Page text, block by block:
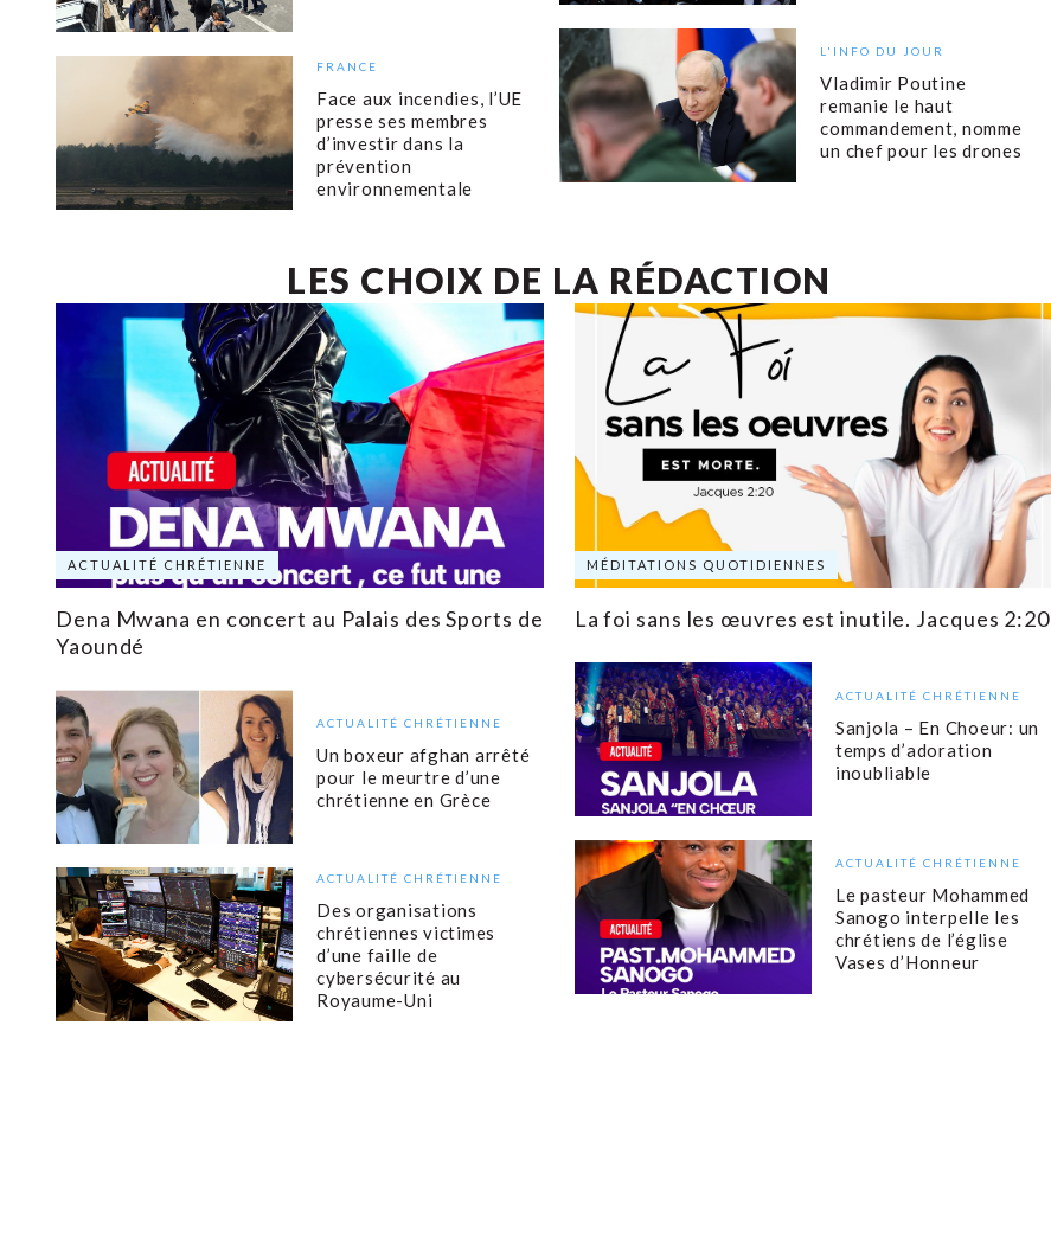
FRANCE
Face aux incendies, l’UE
presse ses membres
d’investir dans la
prévention
environnementale
L'INFO DU JOUR
Vladimir Poutine
remanie le haut
commandement, nomme
un chef pour les drones
LES CHOIX DE LA RÉDACTION
ACTUALITÉ CHRÉTIENNE
Dena Mwana en concert au Palais des Sports de
Yaoundé
ACTUALITÉ CHRÉTIENNE
Un boxeur afghan arrêté
pour le meurtre d’une
chrétienne en Grèce
ACTUALITÉ CHRÉTIENNE
Des organisations
chrétiennes victimes
d’une faille de
cybersécurité au
Royaume-Uni
MÉDITATIONS QUOTIDIENNES
La foi sans les œuvres est inutile. Jacques 2:20
ACTUALITÉ CHRÉTIENNE
Sanjola – En Choeur: un
temps d’adoration
inoubliable
ACTUALITÉ CHRÉTIENNE
Le pasteur Mohammed
Sanogo interpelle les
chrétiens de l’église
Vases d’Honneur